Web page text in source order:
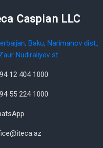
Caspian LLC
Baku, Narimanov dist.,
Nudiraliyev st.
12 404 1000
55 224 1000